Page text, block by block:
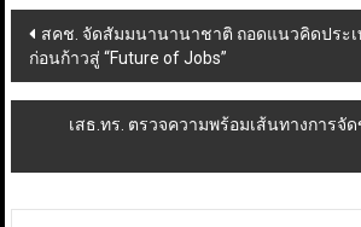
Post
navigation
สคช. จัดสัมมนานานาชาติ ถอดแนวคิดประ
ก่อนก้าวสู่ “Future of Jobs”
เสธ.ทร. ตรวจความพร้อมเส้นทางการจั